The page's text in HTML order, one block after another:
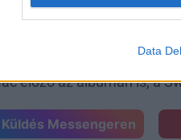
Data
a lemeze. Ez az
rajta a
előző az albumán is, a
Küldés Messengeren